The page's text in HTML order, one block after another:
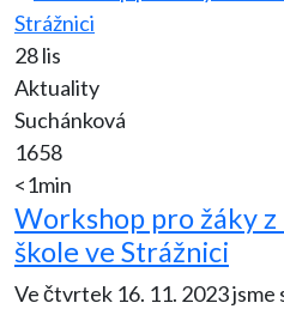
28 lis
Aktuality
Suchánková
1658
<1min
Workshop pro žáky z
škole ve Strážnici
Ve čtvrtek 16. 11. 2023 jsme